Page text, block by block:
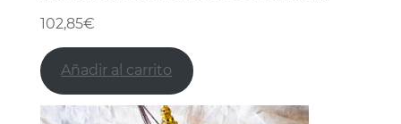
102,85€
Añadir al carrito